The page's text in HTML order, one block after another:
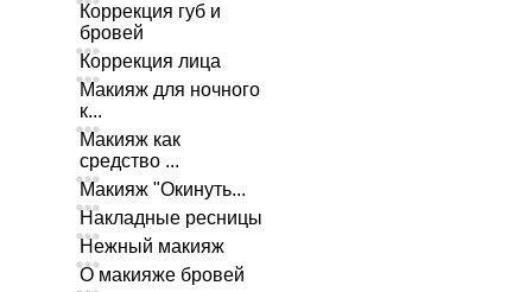
Коррекция губ и
бровей
Коррекция лица
Макияж для ночного
к...
Макияж как
средство ...
Макияж "Окинуть...
Накладные ресницы
Нежный макияж
О макияже бровей